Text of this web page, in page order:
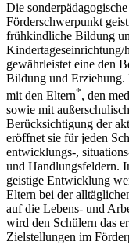
Die
Förderschwerpunkt
frühkindliche Bildung
Kindertageseinrichtung/
gewährleistet eine den
Bildung und Erziehung.
mit den Eltern*, den
sowie mit
Berücksichtigung der
eröffnet sie für jeden
entwicklungs-,
und Handlungsfeldern.
geistige Entwicklung
Eltern bei der
auf die Lebens- und
wird den Schülern das
Zielstellungen im